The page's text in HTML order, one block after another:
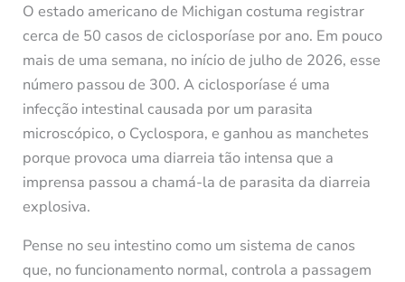
O estado americano de Michigan costuma registrar
cerca de 50 casos de ciclosporíase por ano. Em pouco
mais de uma semana, no início de julho de 2026, esse
número passou de 300. A ciclosporíase é uma
infecção intestinal causada por um parasita
microscópico, o Cyclospora, e ganhou as manchetes
porque provoca uma diarreia tão intensa que a
imprensa passou a chamá-la de parasita da diarreia
explosiva.
Pense no seu intestino como um sistema de canos
que, no funcionamento normal, controla a passagem